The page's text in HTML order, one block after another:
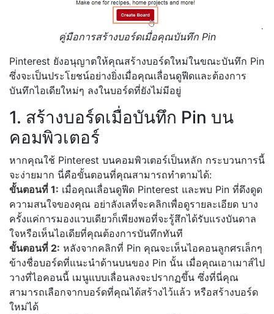
คู่มือการสร้างบอร์ดเมื่อคุณบันทึก Pin
Pinterest ยังอนุญาตให้คุณสร้างบอร์ดใหม่ในขณะบันทึก Pin
ซึ่งจะเป็นประโยชน์อย่างยิ่งเมื่อคุณเลื่อนดูฟีดและต้องการ
บันทึกไอเดียใหม่ๆ ลงในบอร์ดที่ยังไม่มีอยู่
1. สร้างบอร์ดเมื่อบันทึก Pin บน
คอมพิวเตอร์
หากคุณใช้ Pinterest บนคอมพิวเตอร์เป็นหลัก กระบวนการนี้
จะง่ายมาก นี่คือขั้นตอนที่คุณสามารถทำตามได้:
ขั้นตอนที่ 1: เมื่อคุณเลื่อนดูฟีด Pinterest และพบ Pin ที่ดึงดูด
ความสนใจของคุณ อย่าลังเลที่จะคลิกเพื่อดูรายละเอียด บาง
ครั้งแค่การมองแวบเดียวก็เพียงพอที่จะรู้สึกได้รับแรงบันดาล
ใจหรือเห็นไอเดียที่คุณต้องการบันทึกทันที
ขั้นตอนที่ 2: หลังจากคลิกที่ Pin คุณจะเห็นไอคอนลูกศรเล็กๆ
ข้างชื่อบอร์ดที่แนะนำด้านบนของ Pin นั้น เมื่อคุณเอาเมาส์ไป
วางที่ไอคอนนี้ เมนูแบบเลื่อนลงจะปรากฏขึ้น ซึ่งที่นี่คุณ
สามารถเลือกจากบอร์ดที่คุณได้สร้างไว้แล้ว หรือสร้างบอร์ด
ใหม่ได้